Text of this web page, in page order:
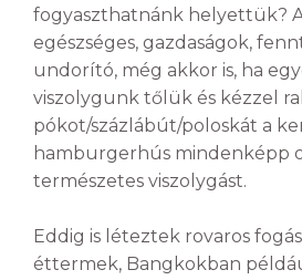
fogyaszthatnánk helyettük?
egészséges, gazdaságok,
undorító, még akkor is, ha
viszolygunk tőlük és kézzel
pókot/százlábút/poloskát a
hamburgerhús mindenképp
természetes viszolygást.
Eddig is léteztek rovaros
éttermek, Bangkokban